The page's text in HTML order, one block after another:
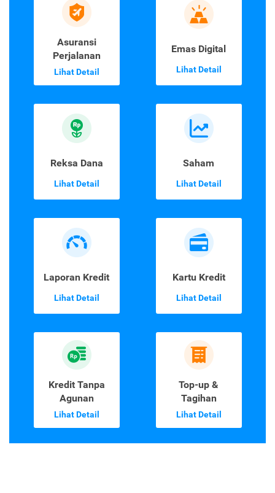
Asuransi
Perjalanan
Lihat Detail
Emas Digital
Lihat Detail
Reksa Dana
Lihat Detail
Saham
Lihat Detail
Laporan Kredit
Lihat Detail
Kartu Kredit
Lihat Detail
Kredit Tanpa
Agunan
Lihat Detail
Top-up &
Tagihan
Lihat Detail